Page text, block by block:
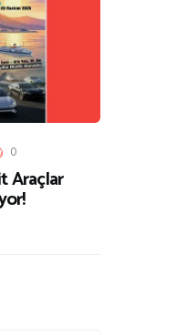
0
Araçlar